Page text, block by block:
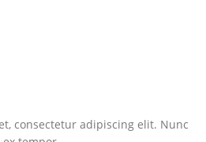
consectetur adipiscing elit. Nunc